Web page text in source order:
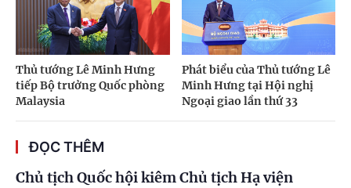
Thủ tướng Lê Minh Hưng
tiếp Bộ trưởng Quốc phòng
Malaysia
Phát biểu của Thủ tướng Lê
Minh Hưng tại Hội nghị
Ngoại giao lần thứ 33
ĐỌC THÊM
Chủ tịch Quốc hội kiêm Chủ tịch Hạ viện